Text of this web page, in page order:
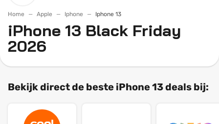
Home Apple Iphone Iphone 13
iPhone 13 Black Friday
2026
Bekijk direct de beste iPhone 13 deals bij: